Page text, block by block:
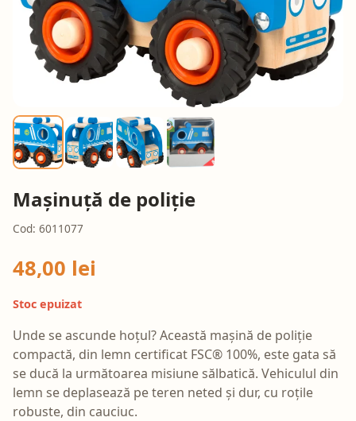
Mașinuță de poliție
Cod: 6011077
48,00 lei
Stoc epuizat
Unde se ascunde hoțul? Această mașină de poliție
compactă, din lemn certificat FSC® 100%, este gata să
se ducă la următoarea misiune sălbatică. Vehiculul din
lemn se deplasează pe teren neted și dur, cu roțile
robuste, din cauciuc.